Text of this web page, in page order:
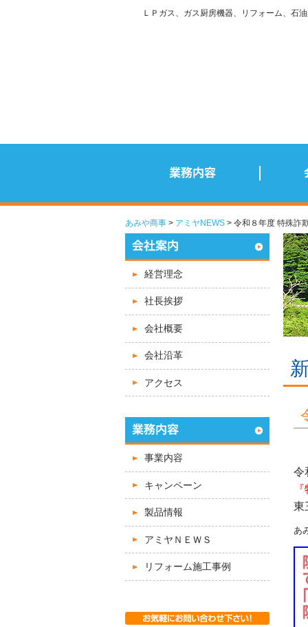
ＬＰガス、ガス厨房機器、リフォーム、石
あみや商事 アミヤNEWS > 令和８年度 特殊詐
令
東
あ
経営理念
社長挨拶
会社概要
会社沿革
アクセス
事業内容
キャンペーン
製品情報
アミヤＮＥＷＳ
リフォーム施工事例